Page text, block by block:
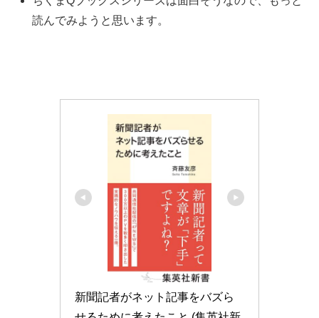
読んでみようと思います。
新聞記者がネット記事をバズら